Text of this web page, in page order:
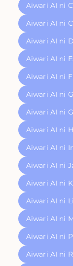
Aiwari AI ni
Aiwari AI ni
Aiwari AI ni
Aiwari AI ni
Aiwari AI ni
Aiwari AI ni
Aiwari AI ni
Aiwari AI ni
Aiwari AI ni
Aiwari AI ni
Aiwari AI ni
Aiwari AI ni
Aiwari AI ni
Aiwari AI ni
Aiwari AI ni